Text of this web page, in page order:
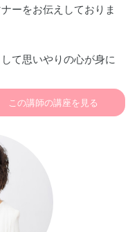
ーをお伝えしておりま
て思いやりの心が身に
友だちと仲良くできる
どをお伝えしておりま
必要な親しみ＆エレガ
お伝えしております。
おります♡
この講師の講座を見る